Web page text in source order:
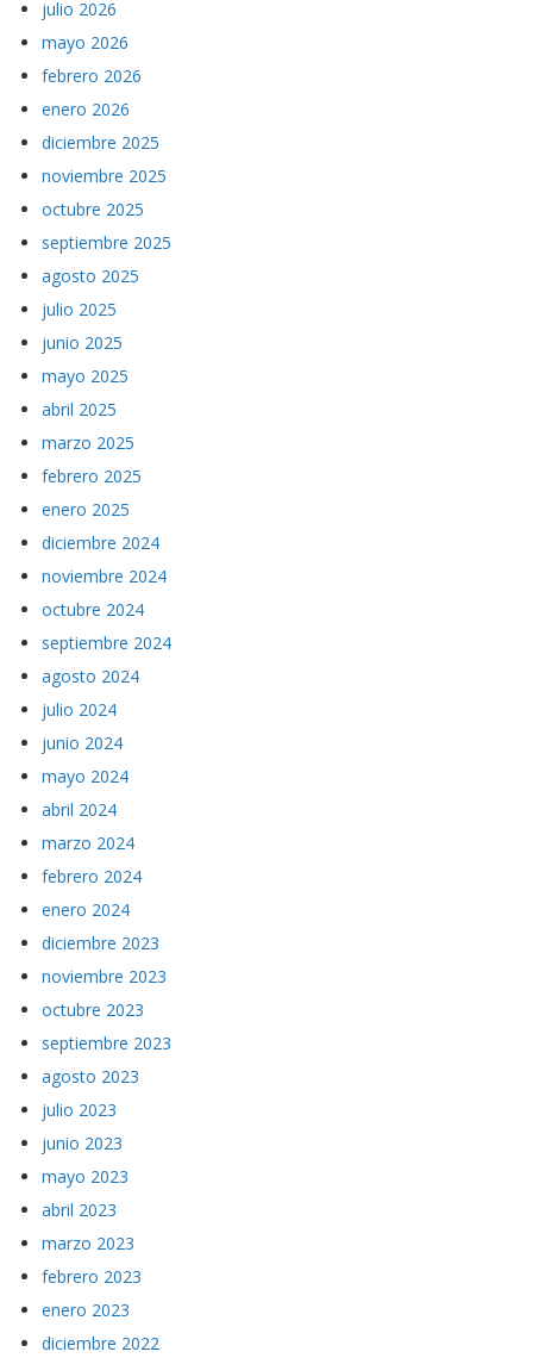
julio 2026
mayo 2026
febrero 2026
enero 2026
diciembre 2025
noviembre 2025
octubre 2025
septiembre 2025
agosto 2025
julio 2025
junio 2025
mayo 2025
abril 2025
marzo 2025
febrero 2025
enero 2025
diciembre 2024
noviembre 2024
octubre 2024
septiembre 2024
agosto 2024
julio 2024
junio 2024
mayo 2024
abril 2024
marzo 2024
febrero 2024
enero 2024
diciembre 2023
noviembre 2023
octubre 2023
septiembre 2023
agosto 2023
julio 2023
junio 2023
mayo 2023
abril 2023
marzo 2023
febrero 2023
enero 2023
diciembre 2022